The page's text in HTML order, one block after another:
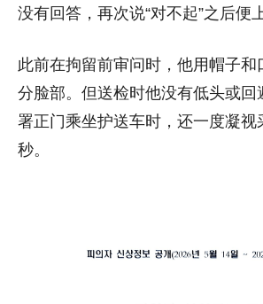
没有回答，再次说“对不起”之后便
此前在拘留前审问时，他用帽子和
分脸部。但送检时他没有低头或回
署正门乘坐护送车时，还一度凝视
秒。